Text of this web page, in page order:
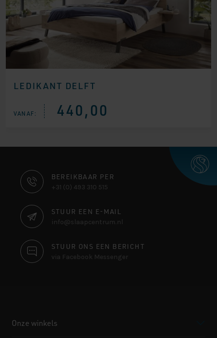
LEDIKANT DELFT
VANAF: 440,00
CONTACT
INFORMATIE
BEREIKBAAR PER
+31 (0) 493 310 515
STUUR EEN E-MAIL
info@slaapcentrum.nl
STUUR ONS EEN BERICHT
via Facebook Messenger
Onze winkels